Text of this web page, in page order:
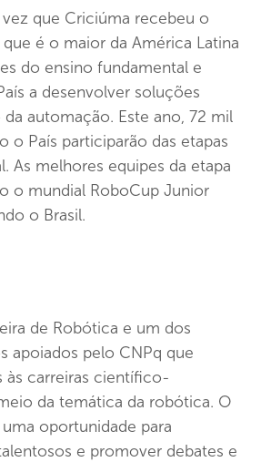
que Criciúma recebeu o
é o maior da América Latina
do ensino fundamental e
a desenvolver soluções
automação. Este ano, 72 mil
o País participarão das etapas
As melhores equipes da etapa
o mundial RoboCup Junior
o Brasil.
de Robótica e um dos
apoiados pelo CNPq que
às carreiras científico-
da temática da robótica. O
oportunidade para
e promover debates e